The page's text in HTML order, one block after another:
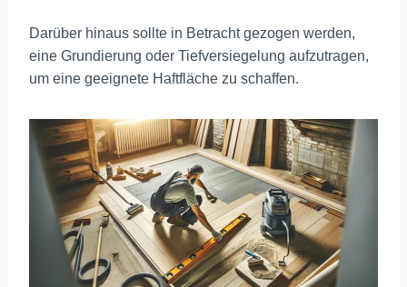
Darüber hinaus sollte in Betracht gezogen werden,
eine Grundierung oder Tiefversiegelung aufzutragen,
um eine geeignete Haftfläche zu schaffen.